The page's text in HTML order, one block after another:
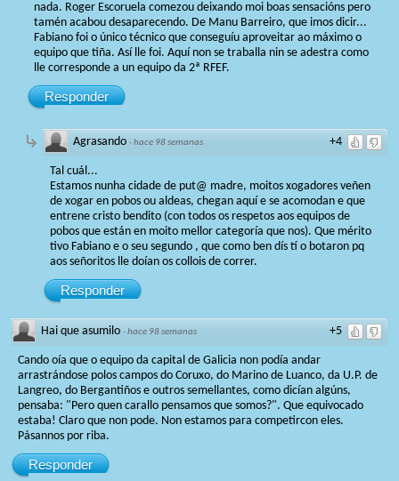
nada. Roger Escoruela comezou deixando moi boas sensacións pero
tamén acabou desaparecendo. De Manu Barreiro, que imos dicir...
Fabiano foi o único técnico que conseguíu aproveitar ao máximo o
equipo que tiña. Así lle foi. Aquí non se traballa nin se adestra como
lle corresponde a un equipo da 2ª RFEF.
Responder
+4
Agrasando ·hace 98 semanas
Tal cuál...
Estamos nunha cidade de put@ madre, moitos xogadores veñen
de xogar en pobos ou aldeas, chegan aquí e se acomodan e que
entrene cristo bendito (con todos os respetos aos equipos de
pobos que están en moito mellor categoría que nos). Que mérito
tivo Fabiano e o seu segundo , que como ben dís tí o botaron pq
aos señoritos lle doían os collois de correr.
Responder
+5
Hai que asumilo ·hace 98 semanas
Cando oía que o equipo da capital de Galicia non podía andar
arrastrándose polos campos do Coruxo, do Marino de Luanco, da U.P. de
Langreo, do Bergantiños e outros semellantes, como dicían algúns,
pensaba: "Pero quen carallo pensamos que somos?". Que equivocado
estaba! Claro que non pode. Non estamos para competircon eles.
Pásannos por riba.
Responder